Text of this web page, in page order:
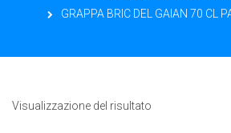
GRAPPA BRIC DEL GAIAN 70 CL
Visualizzazione del risultato